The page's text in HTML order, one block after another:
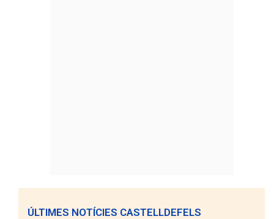
ÚLTIMES NOTÍCIES CASTELLDEFELS